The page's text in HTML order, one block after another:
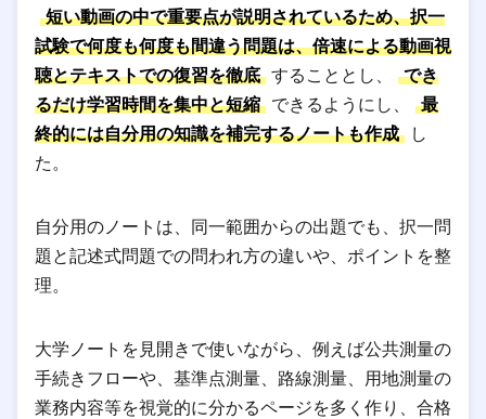
短い動画の中で重要点が説明されているため、択一
試験で何度も何度も間違う問題は、倍速による動画視
聴とテキストでの復習を徹底 することとし、
でき
るだけ学習時間を集中と短縮
できるようにし、
最
終的には自分用の知識を補完するノートも作成
し
た。
自分用のノートは、同一範囲からの出題でも、択一問
題と記述式問題での問われ方の違いや、ポイントを整
理。
大学ノートを見開きで使いながら、例えば公共測量の
手続きフローや、基準点測量、路線測量、用地測量の
業務内容等を視覚的に分かるページを多く作り、合格